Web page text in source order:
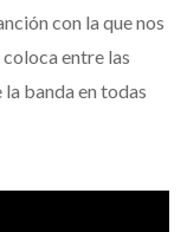
con la que nos
entre las
banda en todas